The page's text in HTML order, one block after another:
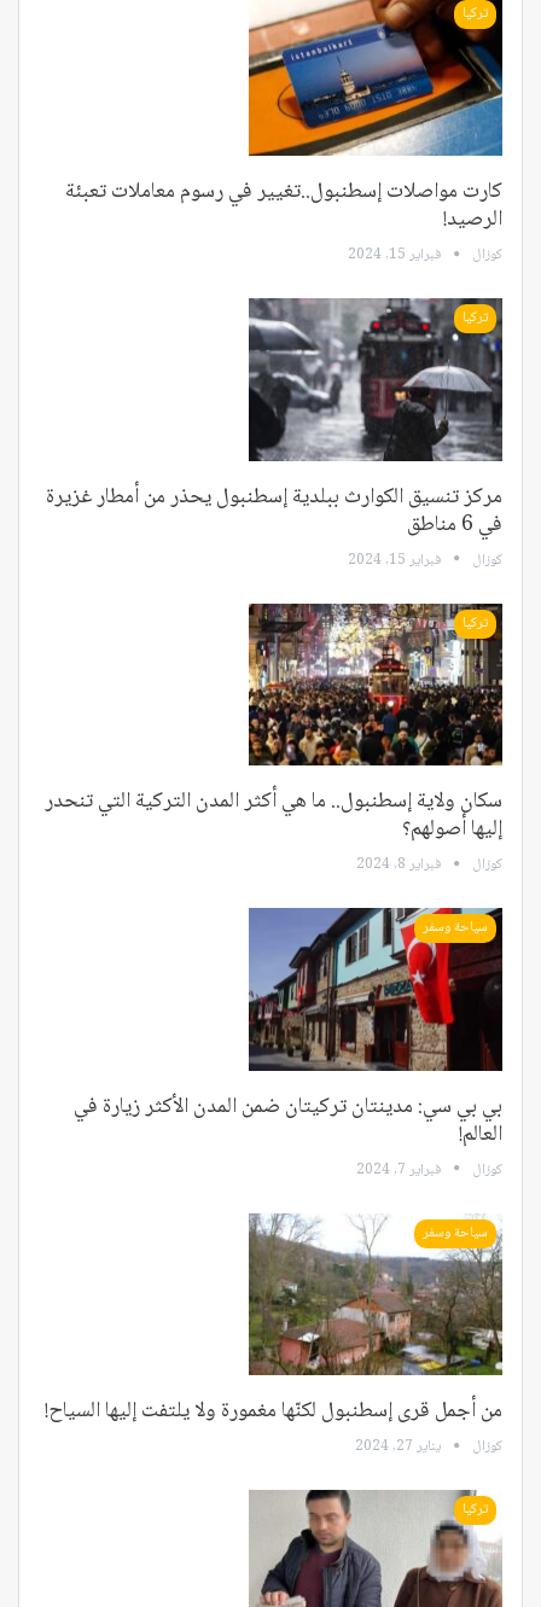
تركيا
كارت مواصلات إسطنبول..تغيير في رسوم معاملات تعبئة
الرصيد!
كوزال فبراير 15, 2024
تركيا
مركز تنسيق الكوارث ببلدية إسطنبول يحذر من أمطار غزيرة
في 6 مناطق
كوزال فبراير 15, 2024
تركيا
سكان ولاية إسطنبول.. ما هي أكثر المدن التركية التي تنحدر
إليها أصولهم؟
كوزال فبراير 8, 2024
سياحة وسفر
بي بي سي: مدينتان تركيتان ضمن المدن الأكثر زيارة في
العالم!
كوزال فبراير 7, 2024
سياحة وسفر
من أجمل قرى إسطنبول لكنّها مغمورة ولا يلتفت إليها السياح!
كوزال يناير 27, 2024
تركيا